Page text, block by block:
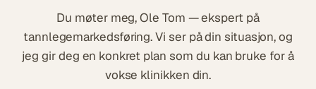
Du møter meg, Ole Tom — ekspert på
tannlegemarkedsføring. Vi ser på din situasjon, og
jeg gir deg en konkret plan som du kan bruke for å
vokse klinikken din.